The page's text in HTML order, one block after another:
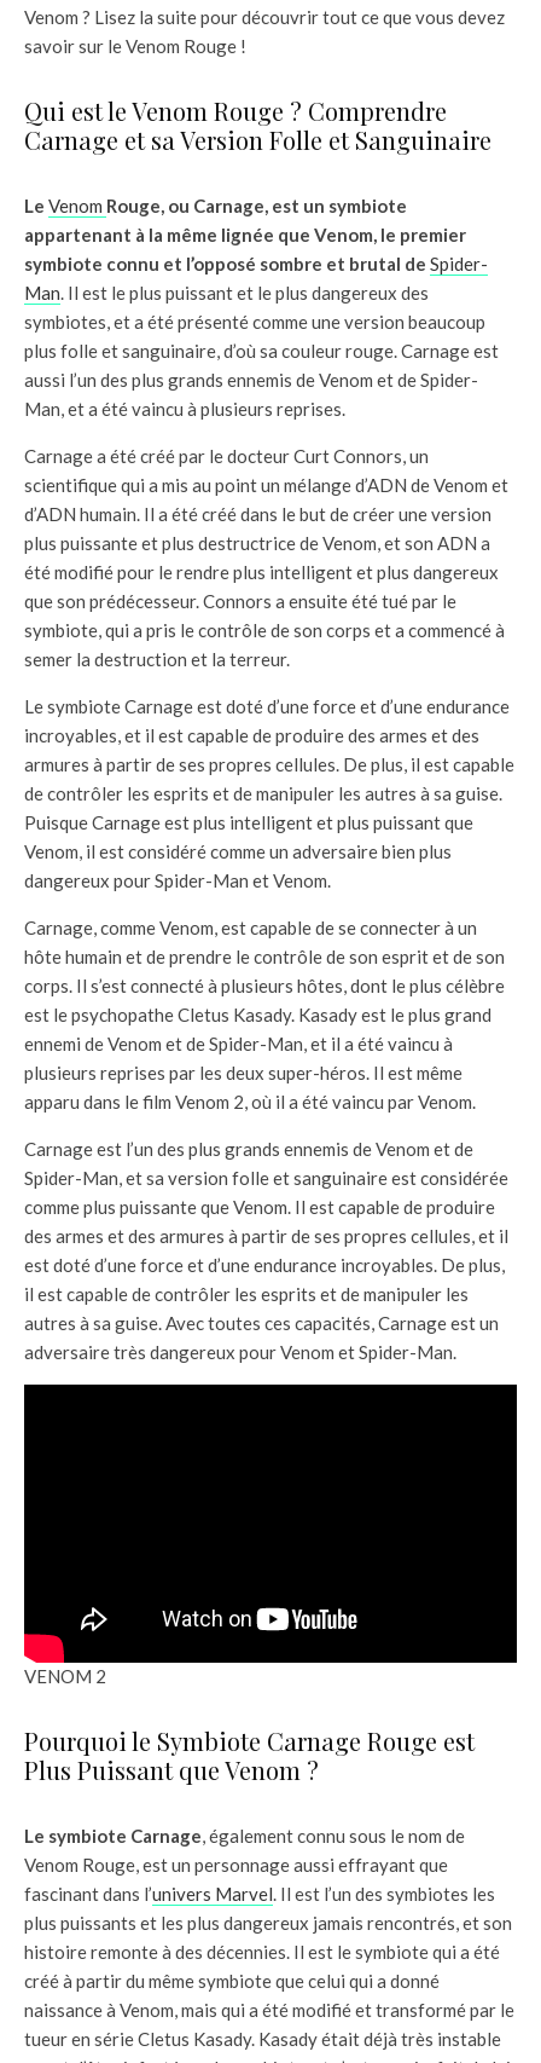
Venom ? Lisez la suite pour découvrir tout ce que vous devez
savoir sur le Venom Rouge !
Qui est le Venom Rouge ? Comprendre
Carnage et sa Version Folle et Sanguinaire
Le Venom Rouge, ou Carnage, est un symbiote
appartenant à la même lignée que Venom, le premier
symbiote connu et l’opposé sombre et brutal de Spider-
Man. Il est le plus puissant et le plus dangereux des
symbiotes, et a été présenté comme une version beaucoup
plus folle et sanguinaire, d’où sa couleur rouge. Carnage est
aussi l’un des plus grands ennemis de Venom et de Spider-
Man, et a été vaincu à plusieurs reprises.
Carnage a été créé par le docteur Curt Connors, un
scientifique qui a mis au point un mélange d’ADN de Venom et
d’ADN humain. Il a été créé dans le but de créer une version
plus puissante et plus destructrice de Venom, et son ADN a
été modifié pour le rendre plus intelligent et plus dangereux
que son prédécesseur. Connors a ensuite été tué par le
symbiote, qui a pris le contrôle de son corps et a commencé à
semer la destruction et la terreur.
Le symbiote Carnage est doté d’une force et d’une endurance
incroyables, et il est capable de produire des armes et des
armures à partir de ses propres cellules. De plus, il est capable
de contrôler les esprits et de manipuler les autres à sa guise.
Puisque Carnage est plus intelligent et plus puissant que
Venom, il est considéré comme un adversaire bien plus
dangereux pour Spider-Man et Venom.
Carnage, comme Venom, est capable de se connecter à un
hôte humain et de prendre le contrôle de son esprit et de son
corps. Il s’est connecté à plusieurs hôtes, dont le plus célèbre
est le psychopathe Cletus Kasady. Kasady est le plus grand
ennemi de Venom et de Spider-Man, et il a été vaincu à
plusieurs reprises par les deux super-héros. Il est même
apparu dans le film Venom 2, où il a été vaincu par Venom.
Carnage est l’un des plus grands ennemis de Venom et de
Spider-Man, et sa version folle et sanguinaire est considérée
comme plus puissante que Venom. Il est capable de produire
des armes et des armures à partir de ses propres cellules, et il
est doté d’une force et d’une endurance incroyables. De plus,
il est capable de contrôler les esprits et de manipuler les
autres à sa guise. Avec toutes ces capacités, Carnage est un
adversaire très dangereux pour Venom et Spider-Man.
VENOM 2
Pourquoi le Symbiote Carnage Rouge est
Plus Puissant que Venom ?
Le symbiote Carnage, également connu sous le nom de
Venom Rouge, est un personnage aussi effrayant que
fascinant dans l’univers Marvel. Il est l’un des symbiotes les
plus puissants et les plus dangereux jamais rencontrés, et son
histoire remonte à des décennies. Il est le symbiote qui a été
créé à partir du même symbiote que celui qui a donné
naissance à Venom, mais qui a été modifié et transformé par le
tueur en série Cletus Kasady. Kasady était déjà très instable